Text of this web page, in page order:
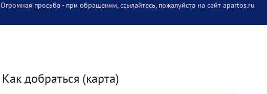
Огромная просьба - при обращении, ссылайтесь, пожалуйста на сайт apartos.ru
Как добраться (карта)